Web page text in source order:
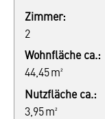
Zimmer:
2
Wohnfläche ca.:
44,45 m²
Nutzfläche ca.:
3,95 m²